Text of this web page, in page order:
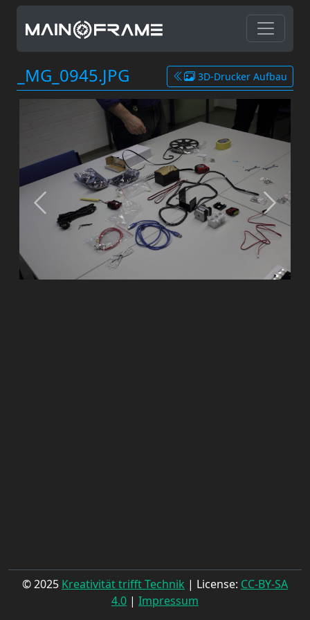
_MG_0945.JPG 3D-Drucker Aufbau
© 2025 Kreativität trifft Technik | License: CC-BY-SA
4.0 | Impressum